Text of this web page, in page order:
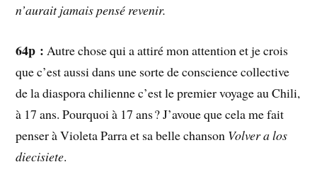
n’aurait jamais pensé revenir.
64p : Autre chose qui a attiré mon attention et je crois
que c’est aussi dans une sorte de conscience collective
de la diaspora chilienne c’est le premier voyage au Chili,
à 17 ans. Pourquoi à 17 ans ? J’avoue que cela me fait
penser à Violeta Parra et sa belle chanson Volver a los
diecisiete.